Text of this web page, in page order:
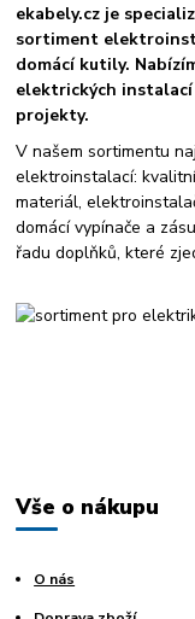
ekabely.cz je
sortiment
domácí kutily.
elektrických
projekty.
V našem sortimentu
elektroinstalací:
materiál,
domácí vypínače a
řadu doplňků, které
Vše o nákupu
O nás